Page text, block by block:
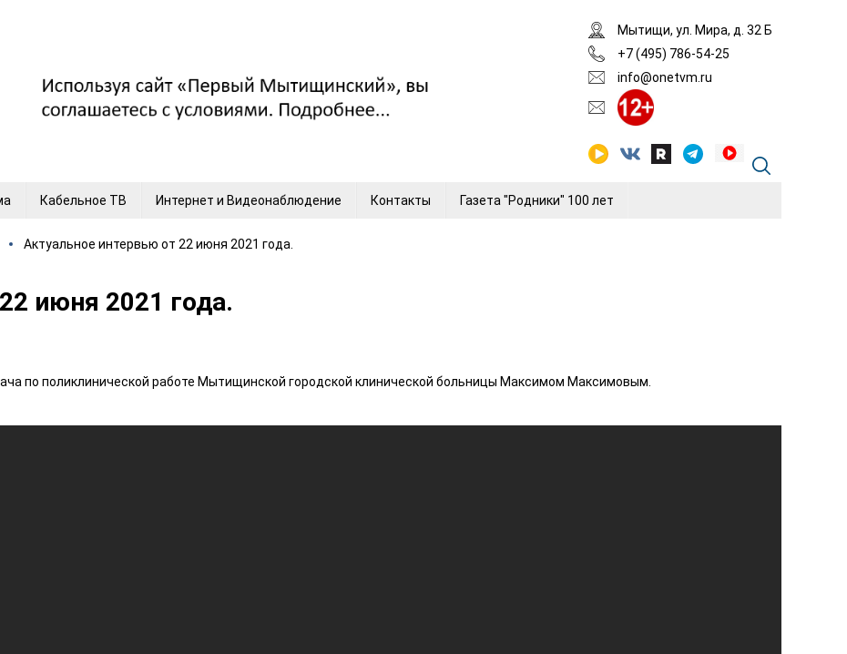
Мытищи, ул. Мира, д. 32 Б
+7 (495) 786-54-25
info@onetvm.ru
Кабельное ТВ Интернет и Видеонаблюдение Контакты Газета "Родники" 100 лет
Актуальное интервью от 22 июня 2021 года.
июня 2021 года.
по поликлинической работе Мытищинской городской клинической больницы Максимом Максимовым.